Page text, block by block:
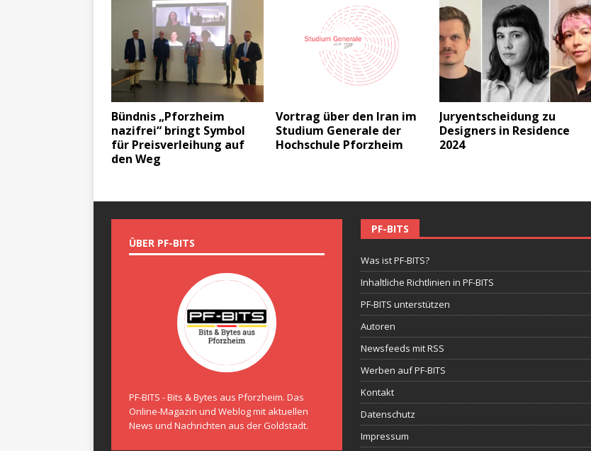
Bündnis „Pforzheim
nazifrei“ bringt Symbol
für Preisverleihung auf
den Weg
Vortrag über den Iran im
Studium Generale der
Hochschule Pforzheim
Juryentscheidung zu
Designers in Residence
2024
ÜBER PF-BITS
PF-BITS - Bits & Bytes aus Pforzheim. Das
Online-Magazin und Weblog mit aktuellen
News und Nachrichten aus der Goldstadt.
PF-BITS
Was ist PF-BITS?
Inhaltliche Richtlinien in PF-BITS
PF-BITS unterstützen
Autoren
Newsfeeds mit RSS
Werben auf PF-BITS
Kontakt
Datenschutz
Impressum